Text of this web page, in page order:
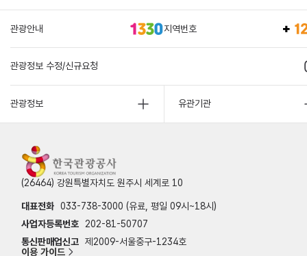
관광안내 지역번호
관광정보 수정/신규요청
관광정보 유관기관
(26464) 강원특별자치도 원주시 세계로 10
대표전화 033-738-3000 (유료, 평일 09시~18시)
사업자등록번호
202-81-50707
통신판매업신고 제2009-서울중구-1234호
이용 가이드